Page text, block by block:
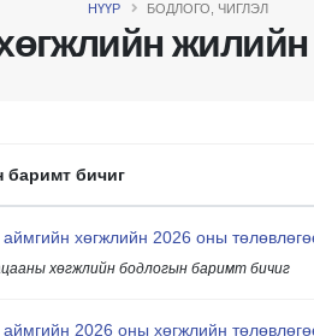
НҮҮР БОДЛОГО, ЧИГЛЭЛ
баримт бичиг
аймгийн хөгжлийн 2026 оны
хөгжлийн бодлогын баримт бичиг
аймгийн 2026 оны хөгжлийн